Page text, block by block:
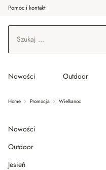
do wątku głównego
Przejdź do wyszukiwania
Przejdź do głównej nawigacji
Pomoc i kontakt
Nowości Outdoor
Home Promocja Wielkanoc
Nowości
Outdoor
Jesień